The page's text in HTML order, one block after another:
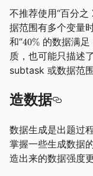
不推荐使用“百分之
据范围有多个变量
和“
的数据满足
质，也可能只描述了
subtask 或数据范
造数据
数据生成是出题过
掌握一些生成数据
造出来的数据强度更